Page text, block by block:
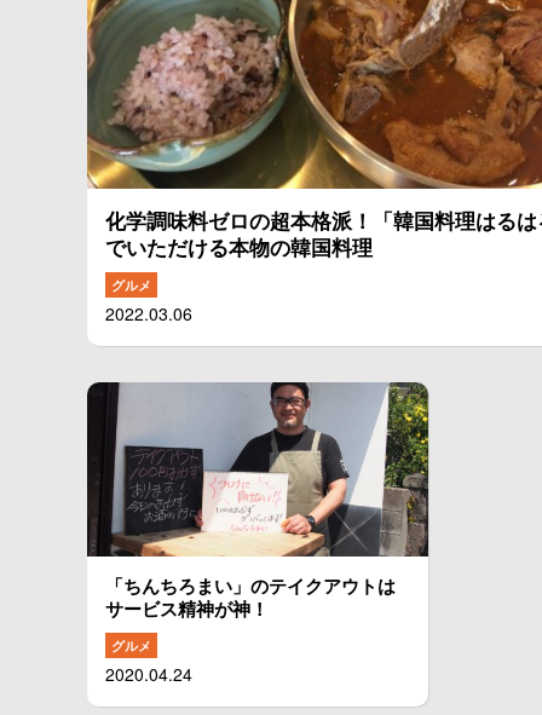
化学調味料ゼロの超本格派！「韓国料理はる
でいただける本物の韓国料理
グルメ
2022.03.06
「ちんちろまい」のテイクアウトは
サービス精神が神！
グルメ
2020.04.24